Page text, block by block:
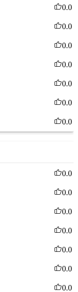
0.0
0.0
0.0
0.0
0.0
0.0
0.0
0.0
0.0
0.0
0.0
0.0
0.0
0.0